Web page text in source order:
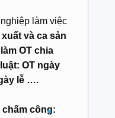
làm việc
và ca sản
OT chia
OT ngày
lễ ….
chấm công: